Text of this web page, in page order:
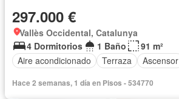
297.000 €
Vallès Occidental, Catalunya
4 Dormitorios
1 Baño
91 m²
Aire acondicionado
Terraza Ascensor
Hace 2 semanas, 1 día en Pisos - 534770